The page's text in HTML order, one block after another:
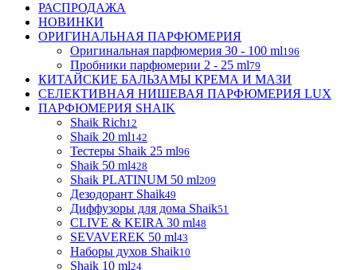
РАСПРОДАЖА
НОВИНКИ
ОРИГИНАЛЬНАЯ ПАРФЮМЕРИЯ
Оригинальная парфюмерия 30 - 100 ml196
Пробники парфюмерии 2 - 25 ml79
КИТАЙСКИЕ БАЛЬЗАМЫ КРЕМА И МАЗИ
СЕЛЕКТИВНАЯ НИШЕВАЯ ПАРФЮМЕРИЯ LUX
ПАРФЮМЕРИЯ SHAIK
Shaik Rich12
Shaik 20 ml142
Тестеры Shaik 25 ml96
Shaik 50 ml428
Shaik PLATINUM 50 ml209
Дезодорант Shaik49
Диффузоры для дома Shaik51
CLIVE & KEIRA 30 ml48
SEVAVEREK 50 ml43
Наборы духов Shaik10
Shaik 10 ml24